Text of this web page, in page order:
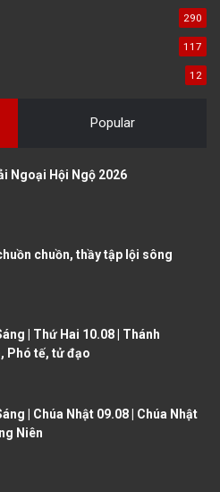
290
117
12
Popular
Ngoại Hội Ngộ 2026
chuồn, thầy tập lội sông
| Thứ Hai 10.08 | Thánh
Phó tế, tử đạo
| Chúa Nhật 09.08 | Chúa Nhật
Niên